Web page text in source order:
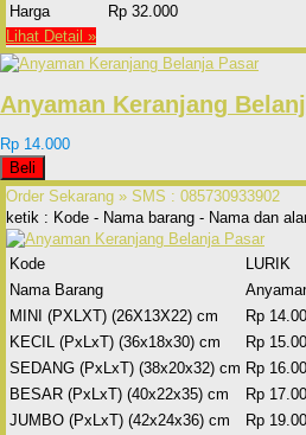
Harga
Rp 32.000
Lihat Detail »
Anyaman Keranjang
Rp 14.000
Beli
Order Sekarang » SMS : 085730933902
ketik : Kode - Nama barang - Nama dan
Kode
LURIK
Nama Barang
MINI (PXLXT) (26X13X22) cm
Rp
KECIL (PxLxT) (36x18x30) cm
Rp
SEDANG (PxLxT) (38x20x32) cm Rp
BESAR (PxLxT) (40x22x35) cm
Rp
JUMBO (PxLxT) (42x24x36) cm
Rp